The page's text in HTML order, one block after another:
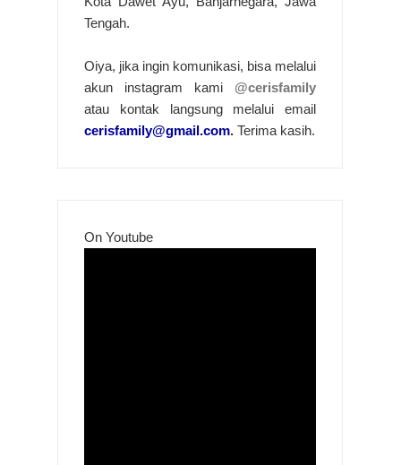
Tengah.
Oiya, jika ingin komunikasi, bisa melalui
akun instagram kami @cerisfamily
atau kontak langsung melalui email
cerisfamily@gmail.com. Terima kasih.
On Youtube